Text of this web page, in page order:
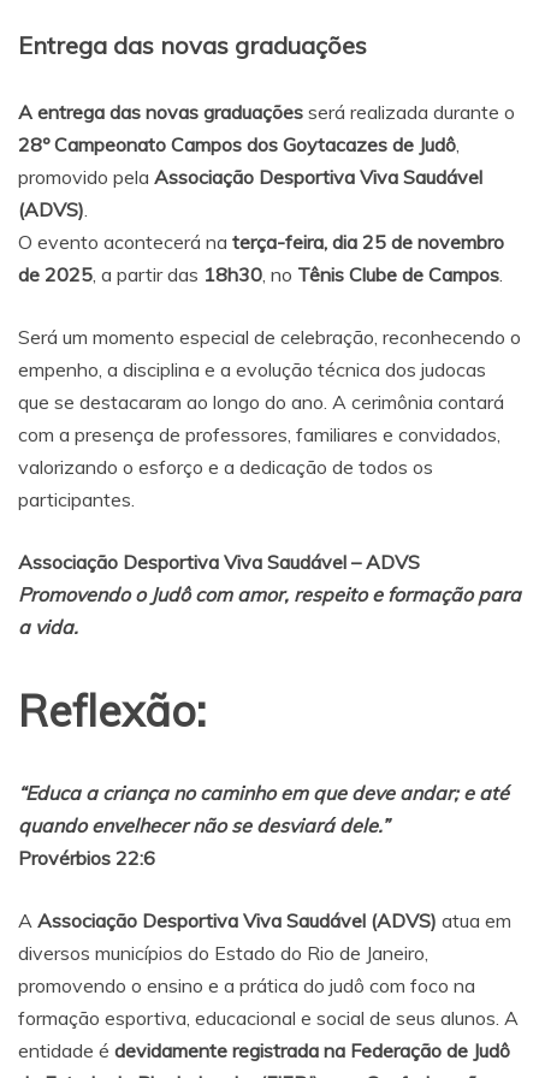
Entrega das novas graduações
A entrega das novas graduações será realizada durante o
28º Campeonato Campos dos Goytacazes de Judô,
promovido pela Associação Desportiva Viva Saudável
(ADVS).
O evento acontecerá na terça-feira, dia 25 de novembro
de 2025, a partir das 18h30, no Tênis Clube de Campos.
Será um momento especial de celebração, reconhecendo o
empenho, a disciplina e a evolução técnica dos judocas
que se destacaram ao longo do ano. A cerimônia contará
com a presença de professores, familiares e convidados,
valorizando o esforço e a dedicação de todos os
participantes.
Associação Desportiva Viva Saudável – ADVS
Promovendo o Judô com amor, respeito e formação para
a vida.
Reflexão:
“Educa a criança no caminho em que deve andar; e até
quando envelhecer não se desviará dele.”
Provérbios 22:6
A Associação Desportiva Viva Saudável (ADVS) atua em
diversos municípios do Estado do Rio de Janeiro,
promovendo o ensino e a prática do judô com foco na
formação esportiva, educacional e social de seus alunos. A
entidade é devidamente registrada na Federação de Judô